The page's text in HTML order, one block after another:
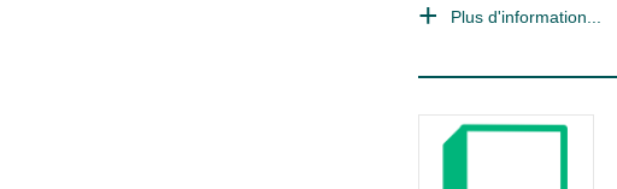
Plus d'information...